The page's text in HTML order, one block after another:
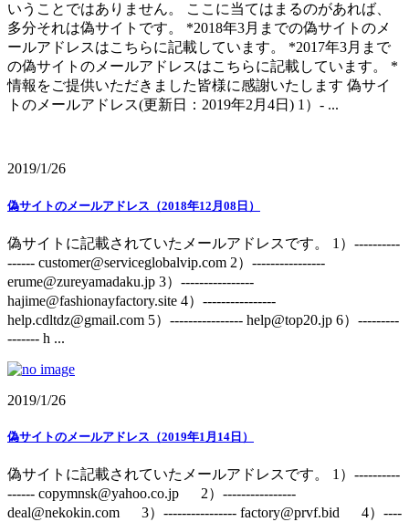
いうことではありません。 ここに当てはまるのがあれば、
多分それは偽サイトです。 *2018年3月までの偽サイトのメ
ールアドレスはこちらに記載しています。 *2017年3月まで
の偽サイトのメールアドレスはこちらに記載しています。 *
情報をご提供いただきました皆様に感謝いたします 偽サイ
トのメールアドレス(更新日：2019年2月4日) 1）- ...
2019/1/26
偽サイトのメールアドレス（2018年12月08日）
偽サイトに記載されていたメールアドレスです。 1）----------
------ customer@serviceglobalvip.com 2）----------------
erume@zureyamadaku.jp 3）----------------
hajime@fashionayfactory.site 4）----------------
help.cdltdz@gmail.com 5）---------------- help@top20.jp 6）---------
------- h ...
2019/1/26
偽サイトのメールアドレス（2019年1月14日）
偽サイトに記載されていたメールアドレスです。 1）----------
------ copymnsk@yahoo.co.jp 2）----------------
deal@nekokin.com 3）---------------- factory@prvf.bid 4）----